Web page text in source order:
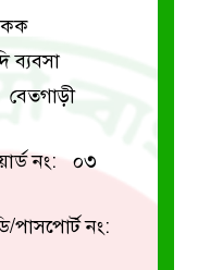
ব্যবসা
বেতগাড়ী
নং: ০৩
পাসপোর্ট নং: